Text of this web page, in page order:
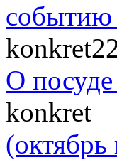
событию
О
konkret